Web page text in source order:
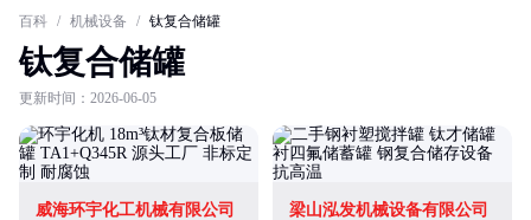
百科 / 机械设备 / 钛复合储罐
钛复合储罐
更新时间：2026-06-05
威海环宇化工机械有限公司 梁山泓发机械设备有限公司